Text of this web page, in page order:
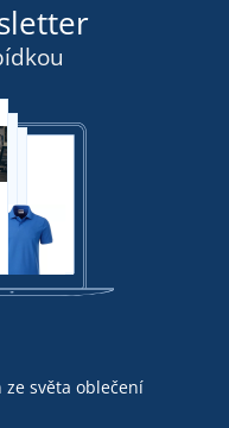
ze světa oblečení